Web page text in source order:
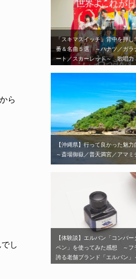
ら
し
「スキマスイッチ」背中を押
番＆名曲５選 ～ハナツ／ガラ
ート／スカーレット～ 歌唱力
【沖縄県】行って良かった魅
～斎場御嶽／普天満宮／アマミ
【体験談】エルバン「コンバ
ペン」を使ってみた感想 ～フ
誇る老舗ブランド「エルバン」